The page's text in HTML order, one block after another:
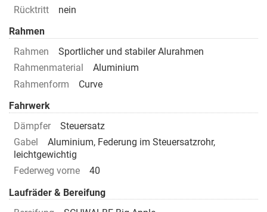
Rücktritt
nein
Rahmen
Rahmen
Sportlicher und stabiler Alurahmen
Rahmenmaterial
Aluminium
Rahmenform
Curve
Fahrwerk
Dämpfer
Steuersatz
Gabel
Aluminium, Federung im Steuersatzrohr,
leichtgewichtig
Federweg vorne
40
Laufräder & Bereifung